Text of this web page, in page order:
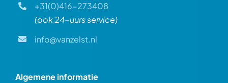
+31(0)416-273408
(ook 24-uurs service)
info@vanzelst.nl
Algemene informatie